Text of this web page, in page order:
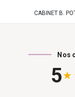
CABINET B.
Nos
5